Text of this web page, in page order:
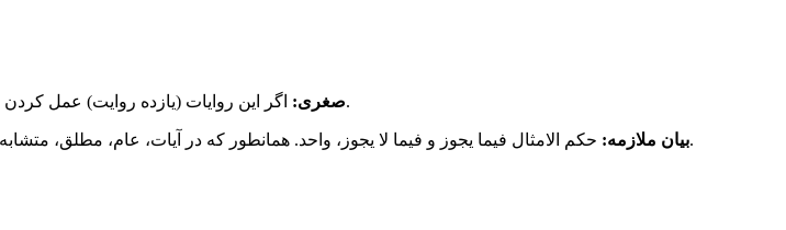
صغری:اگر این روایات (یازده روایت) عمل کردن به ظاهر قرآن بعد از فحص را منع کند، لازمه‌اش این است که عمل کردن به روایات را هم منع کند.
بیان ملازمه:حکم الامثال فیما یجوز و فیما لا یجوز، واحد. همانطور که در آیات، عام، مطلق، متشابه و.. است و نمی‌توان حکم به ظاهر کرد، همینها در روایات هم است و نباید در آن حکم به ظاهر کرد.